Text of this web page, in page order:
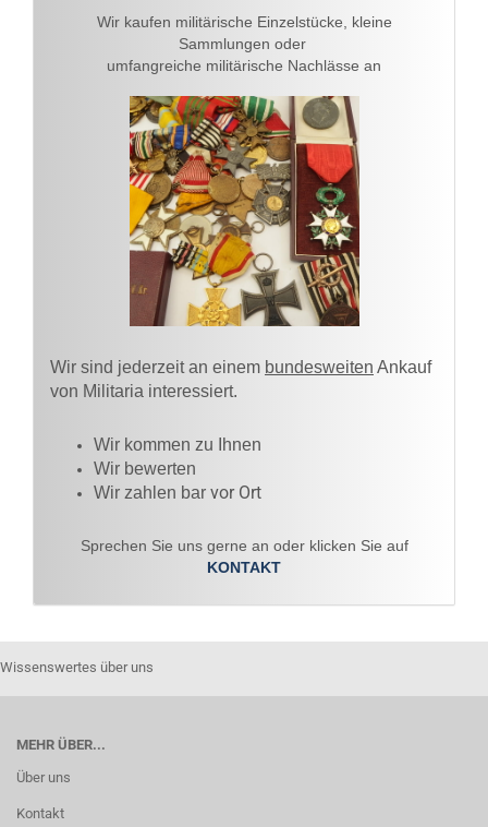
Wir kaufen militärische Einzelstücke, kleine
Sammlungen oder
umfangreiche militärische Nachlässe an
Wir sind jederzeit an einem bundesweiten Ankauf
von Militaria interessiert.
Wir kommen zu Ihnen​
Wir bewerten
Wir zahlen bar vor Ort
Sprechen Sie uns gerne an oder klicken Sie auf
KONTAKT
Wissenswertes über uns
MEHR ÜBER...
Über uns
Kontakt